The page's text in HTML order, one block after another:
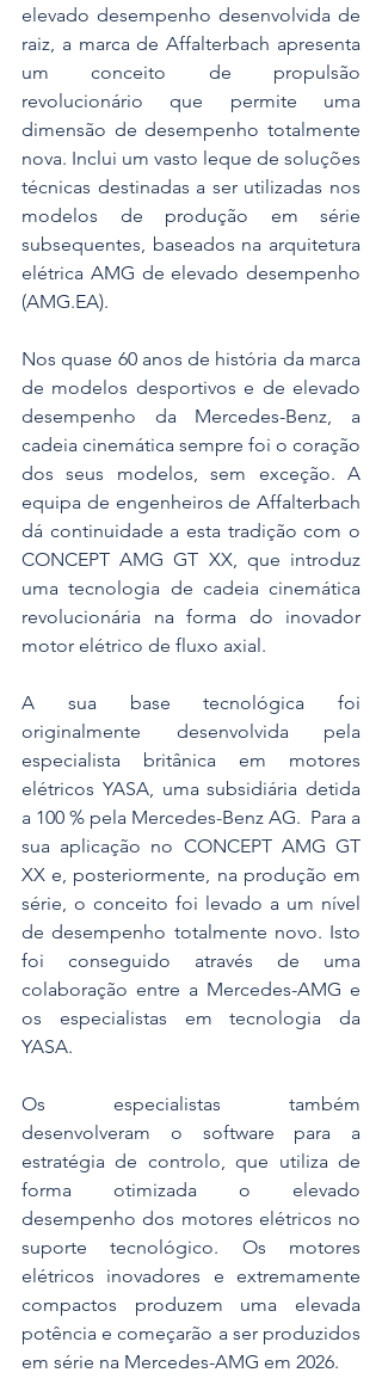
elevado desempenho desenvolvida de
raiz, a marca de Affalterbach apresenta
um conceito de propulsão
revolucionário que permite uma
dimensão de desempenho totalmente
nova. Inclui um vasto leque de soluções
técnicas destinadas a ser utilizadas nos
modelos de produção em série
subsequentes, baseados na arquitetura
elétrica AMG de elevado desempenho
(AMG.EA).
Nos quase 60 anos de história da marca
de modelos desportivos e de elevado
desempenho da Mercedes-Benz, a
cadeia cinemática sempre foi o coração
dos seus modelos, sem exceção. A
equipa de engenheiros de Affalterbach
dá continuidade a esta tradição com o
CONCEPT AMG GT XX, que introduz
uma tecnologia de cadeia cinemática
revolucionária na forma do inovador
motor elétrico de fluxo axial.
A sua base tecnológica foi
originalmente desenvolvida pela
especialista britânica em motores
elétricos YASA, uma subsidiária detida
a 100 % pela Mercedes-Benz AG.  Para a
sua aplicação no CONCEPT AMG GT
XX e, posteriormente, na produção em
série, o conceito foi levado a um nível
de desempenho totalmente novo. Isto
foi conseguido através de uma
colaboração entre a Mercedes-AMG e
os especialistas em tecnologia da
YASA.
Os especialistas também
desenvolveram o software para a
estratégia de controlo, que utiliza de
forma otimizada o elevado
desempenho dos motores elétricos no
suporte tecnológico. Os motores
elétricos inovadores e extremamente
compactos produzem uma elevada
potência e começarão a ser produzidos
em série na Mercedes-AMG em 2026.